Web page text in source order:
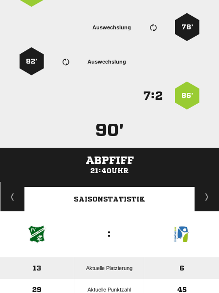
78’
Auswechslung
Auswechslung
82’
86’
:
90'
ABPFIFF
21:40UHR
ANZEIGE
SAISONSTATISTIK
:
13 Aktuelle Platzierung 6
29 Aktuelle Punktzahl 45